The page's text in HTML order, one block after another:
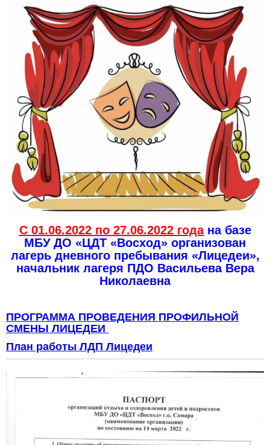
С 01.06.2022 по 27.06.2022 годана базе
МБУ ДО «ЦДТ «Восход» организован
лагерь дневного пребывания «Лицедеи»,
начальник лагеря ПДО Васильева Вера
Николаевна
ПРОГРАММА ПРОВЕДЕНИЯ ПРОФИЛЬНОЙ
СМЕНЫ ЛИЦЕДЕИ
План работы ЛДП Лицедеи